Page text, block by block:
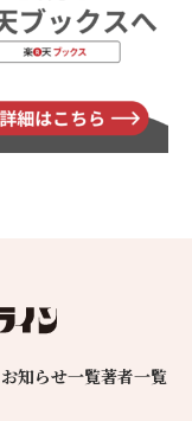
お知らせ一覧著者一覧